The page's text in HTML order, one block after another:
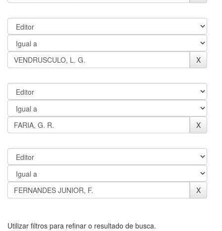
Utilizar filtros para refinar o resultado de busca.